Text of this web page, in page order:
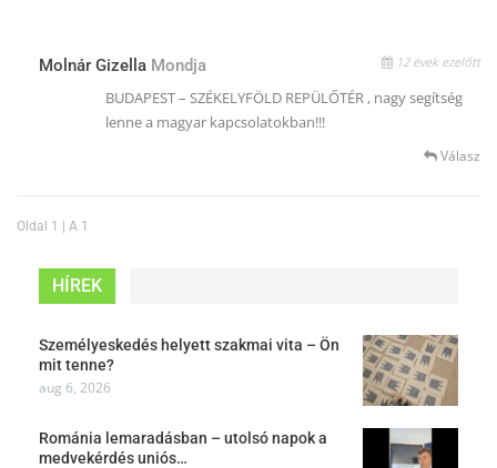
Molnár Gizella Mondja 12 évek ezelőtt
BUDAPEST – SZÉKELYFÖLD REPÜLŐTÉR , nagy segítség
lenne a magyar kapcsolatokban!!!
Válasz
Oldal 1 | A 1
HÍREK
Személyeskedés helyett szakmai vita – Ön
mit tenne?
aug 6, 2026
Románia lemaradásban – utolsó napok a
medvekérdés uniós…